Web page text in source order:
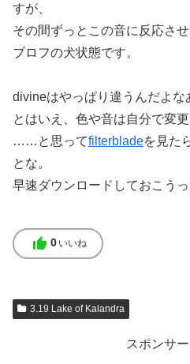
すが、
その間ずっとこの音に反応さ
ブロフの犬状態です。
divineはやっぱり違うんだよな
とはいえ、色や音は自分で変
……と思ってfilterbladeを見た
とな。
早速ダウンロードしておこうっ
thumb_up 0 いいね
3.19 Lake of Kalandra
スポンサ